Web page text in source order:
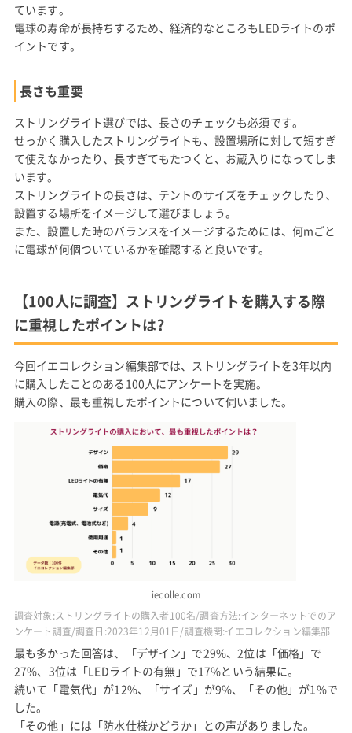
ています。
電球の寿命が長持ちするため、経済的なところもLEDライトのポ
イントです。
長さも重要
ストリングライト選びでは、長さのチェックも必須です。
せっかく購入したストリングライトも、設置場所に対して短すぎ
て使えなかったり、長すぎてもたつくと、お蔵入りになってしま
います。
ストリングライトの長さは、テントのサイズをチェックしたり、
設置する場所をイメージして選びましょう。
また、設置した時のバランスをイメージするためには、何mごと
に電球が何個ついているかを確認すると良いです。
【100人に調査】ストリングライトを購入する際
に重視したポイントは?
今回イエコレクション編集部では、ストリングライトを3年以内
に購入したことのある100人にアンケートを実施。
購入の際、最も重視したポイントについて伺いました。
iecolle.com
調査対象:ストリングライトの購入者100名/調査方法:インターネットでのア
ンケート調査/調査日:2023年12月01日/調査機関:イエコレクション編集部
最も多かった回答は、「デザイン」で29%、2位は「価格」で
27%、3位は「LEDライトの有無」で17%という結果に。
続いて「電気代」が12%、「サイズ」が9%、「その他」が1%で
した。
「その他」には「防水仕様かどうか」との声がありました。